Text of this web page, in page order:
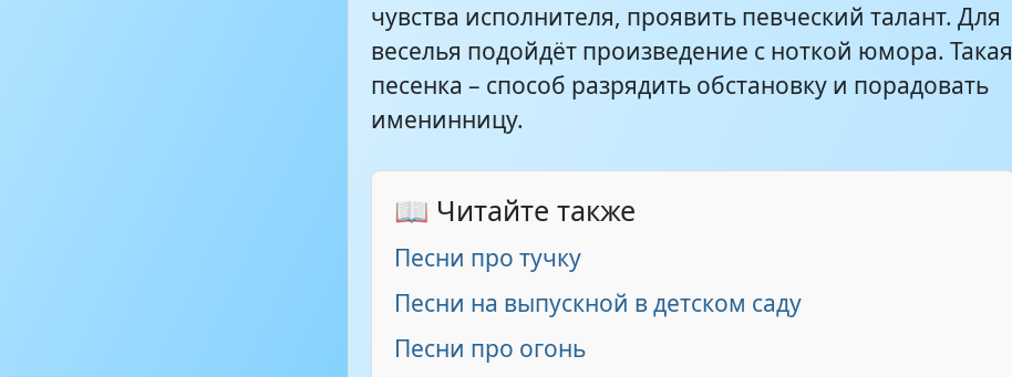
чувства исполнителя, проявить певческий талант. Для
веселья подойдёт произведение с ноткой юмора. Такая
песенка – способ разрядить обстановку и порадовать
именинницу.
📖 Читайте также
Песни про тучку
Песни на выпускной в детском саду
Песни про огонь